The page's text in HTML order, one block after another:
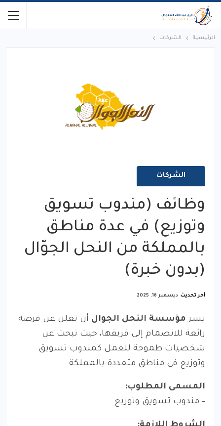
الرئيسية الشركات
الشركات
وظائف (مندوب تسويق
وتوزيع) في عدة مناطق
بالمملكة من النحل الجوّال
(بدون خبرة)
آخر تحديث ديسمبر 16, 2025
يسر مؤسسة النحل الجوال أن تعلن عن فرصة
رائعة للانضمام إلى فريقها، حيث تبحث عن
شخصيات طموحة للعمل كمندوب تسويق
وتوزيع في مناطق متعددة بالمملكة.
المسمى المطلوب:
– مندوب تسويق وتوزيع.